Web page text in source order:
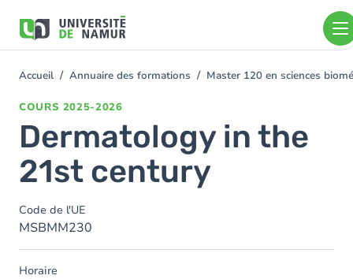
contenu
You
Accueil Annuaire des formations Master 120 en sciences
COURS 2025-2026
Dermatology in the
21st century
Code de l'UE
MSBMM230
Horaire